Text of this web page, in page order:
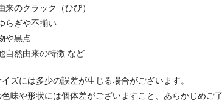
来のクラック（ひび）
らぎや不揃い
や黒点
自然由来の特徴 など
イズには多少の誤差が生じる場合がございます。
味や形状には個体差がございますこと、あらかじめご了